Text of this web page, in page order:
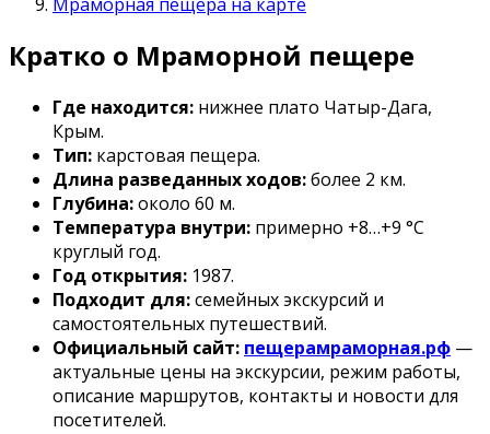
Кратко о Мраморной пещере
Где находится: нижнее плато Чатыр-Дага,
Крым.
Тип: карстовая пещера.
Длина разведанных ходов:более 2 км.
Глубина:около 60 м.
Температура внутри: примерно +8…+9 °C
круглый год.
Год открытия: 1987.
Подходит для:семейных экскурсий и
самостоятельных путешествий.
Официальный сайт: пещерамраморная.рф —
актуальные цены на экскурсии, режим работы,
описание маршрутов, контакты и новости для
посетителей.